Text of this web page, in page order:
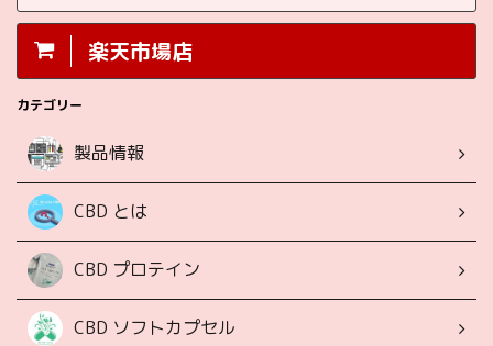
楽天市場店
カテゴリー
製品情報
CBD とは
CBD プロテイン
CBD ソフトカプセル